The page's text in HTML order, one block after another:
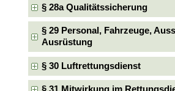
§ 28a Qualitätssicherung
§ 29 Personal, Fahrzeuge,
Ausrüstung
§ 30 Luftrettungsdienst